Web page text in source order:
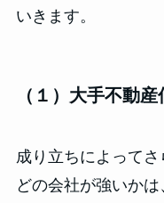
いきます。
（１）大手不動
成り立ちによってさ
どの会社が強いか